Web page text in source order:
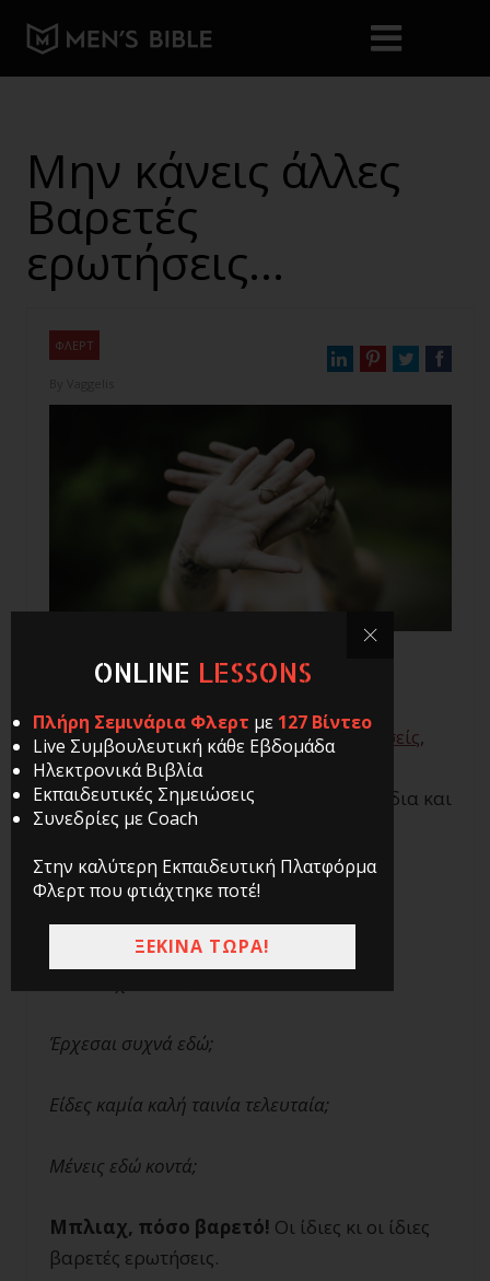
Μην κάνεις άλλες
Βαρετές
ερωτήσεις…
ΦΛΕΡΤ
πράγματα είναι απλά.Μου το λέτε κι εσείς,
αλλά το βλέπω και σε όποιο μπαρ πάω.
Ακούω γύρω μου να ξεστομίζονται τα ίδια και
τα ίδια και οι ίδιες και οι ίδιες βαρετές
ερωτήσεις:
Πώς σε λένε;
Έρχεσαι συχνά εδώ;
Είδες καμία καλή ταινία τελευταία;
Μένεις εδώ κοντά;
Μπλιαχ, πόσο βαρετό! Οι ίδιες κι οι ίδιες
βαρετές ερωτήσεις.
ONLINE LESSONS
Πλήρη Σεμινάρια Φλερτ με 127 Βίντεο
Live Συμβουλευτική κάθε Εβδομάδα
Ηλεκτρονικά Βιβλία
Εκπαιδευτικές Σημειώσεις
Συνεδρίες με Coach
Στην καλύτερη Εκπαιδευτική Πλατφόρμα
Φλερτ που φτιάχτηκε ποτέ!
ΞΕΚΙΝΑ ΤΩΡΑ!